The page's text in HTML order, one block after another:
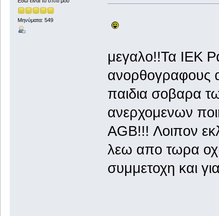
Μηνύματα: 549
μεγαλο!!Τα ΙΕΚ
ανορθογραφους
παιδια σοβαρα
ανερχομενων
AGB!!! Λοιπον
λεω απο τωρα
συμμετοχη και